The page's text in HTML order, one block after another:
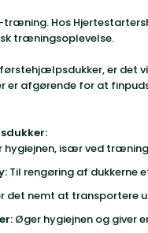
træning. Hos
træningsoplevelse.
, er det
afgørende for at
hygiejnen, især ved
Til rengøring af dukkerne
det nemt at transportere
Øger hygiejnen og giver